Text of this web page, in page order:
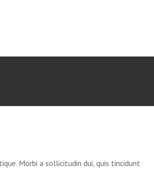
Morbi a sollicitudin dui, quis tincidunt